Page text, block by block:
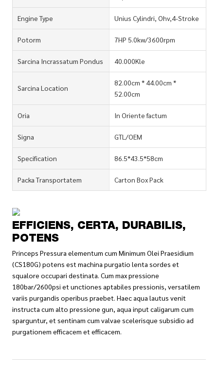
Engine Type Unius Cylindri, Ohv,4-Stroke
Potorm 7HP 5.0kw/3600rpm
Sarcina Incrassatum Pondus 40.000Kle
Sarcina Location
82.00cm * 44.00cm *
52.00cm
Oria In Oriente factum
Signa GTL/OEM
Specification 86.5*43.5*58cm
Packa Transportatem Carton Box Pack
EFFICIENS, CERTA, DURABILIS,
POTENS
Princeps Pressura elementum cum Minimum Olei Praesidium
(CS180G) potens est machina purgatio lenta sordes et
squalore occupari destinata. Cum max pressione
180bar/2600psi et unctiones aptabiles pressionis, versatilem
variis purgandis operibus praebet. Haec aqua lautus venit
instructa cum alto pressione gun, aqua input caligarum cum
sparguntur, et sentinam cum valvae scelerisque subsidio ad
purgationem efficacem et efficacem.